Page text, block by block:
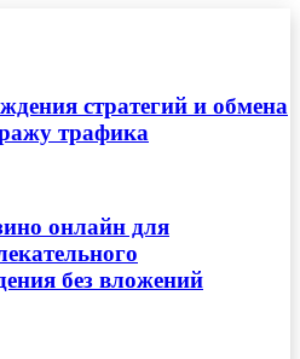
стратегий и обмена
трафика
онлайн для
без вложений